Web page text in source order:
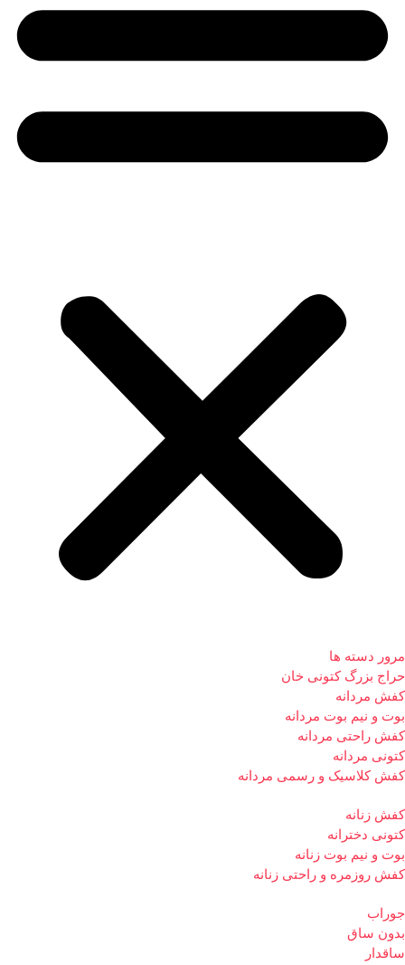
مرور دسته ها
حراج بزرگ کتونی خان
کفش مردانه
بوت و نیم بوت مردانه
کفش راحتی مردانه
کتونی مردانه
کفش کلاسیک و رسمی مردانه
کفش زنانه
کتونی دخترانه
بوت و نیم بوت زنانه
کفش روزمره و راحتی زنانه
جوراب
بدون ساق
ساقدار